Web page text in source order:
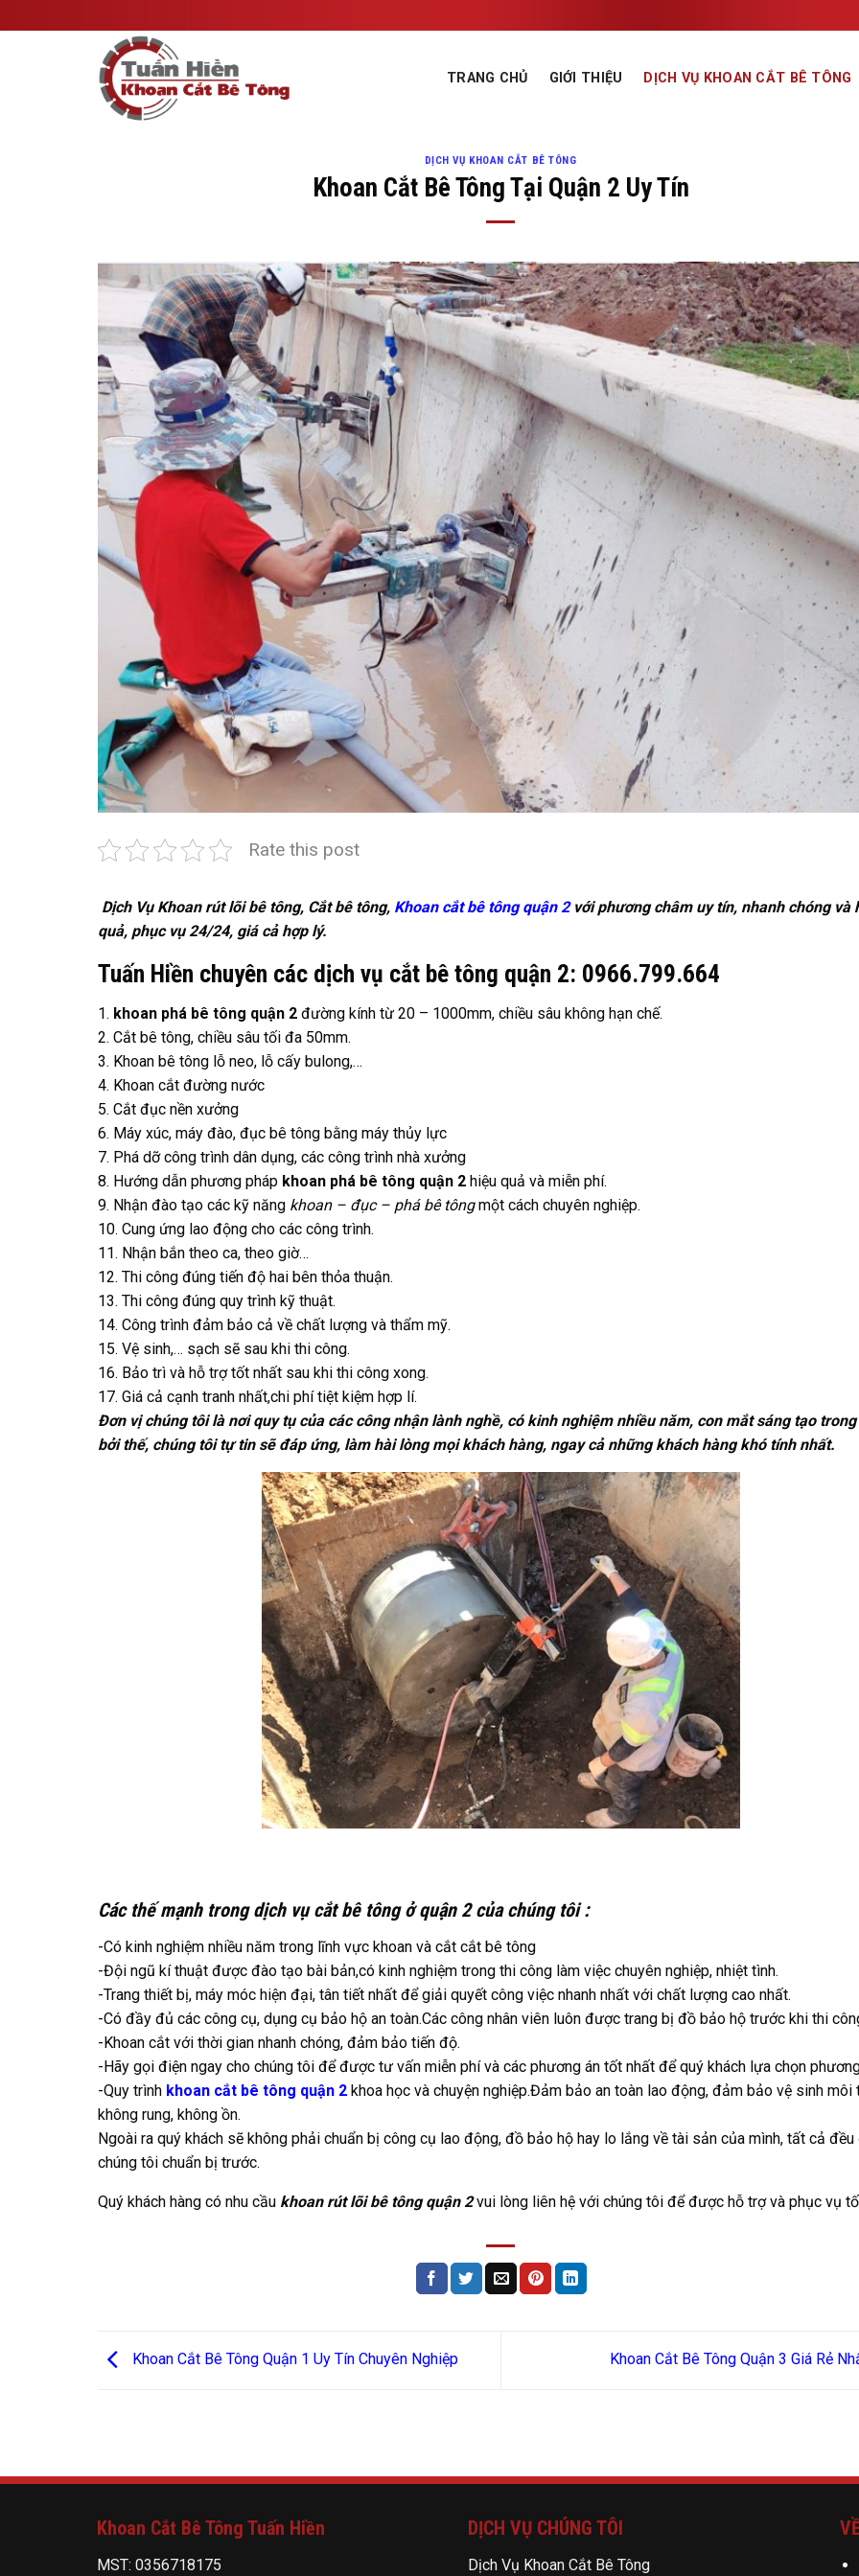
to
TRANG CHỦ GIỚI THIỆU DỊCH VỤ KHOAN CẮT BÊ TÔNG
DỊCH VỤ KHOAN CẮT BÊ TÔNG
Khoan Cắt Bê Tông Tại Quận 2 Uy Tín
Rate this post
Dịch Vụ Khoan rút lõi bê tông, Cắt bê tông, Khoan cắt bê tông quận 2với phương châm uy tín, nhanh chóng và
quả, phục vụ 24/24, giá cả hợp lý.
Tuấn Hiền chuyên các dịch vụ cắt bê tông quận 2: 0966.799.664
1. khoan phá bê tông quận 2 đường kính từ 20 – 1000mm, chiều sâu không hạn chế.
2. Cắt bê tông, chiều sâu tối đa 50mm.
3. Khoan bê tông lỗ neo, lỗ cấy bulong,…
4. Khoan cắt đường nước
5. Cắt đục nền xưởng
6. Máy xúc, máy đào, đục bê tông bằng máy thủy lực
7. Phá dỡ công trình dân dụng, các công trình nhà xưởng
8. Hướng dẫn phương pháp khoan phá bê tông quận 2 hiệu quả và miễn phí.
9. Nhận đào tạo các kỹ năng khoan – đục – phá bê tôngmột cách chuyên nghiệp.
10. Cung ứng lao động cho các công trình.
11. Nhận bắn theo ca, theo giờ…
12. Thi công đúng tiến độ hai bên thỏa thuận.
13. Thi công đúng quy trình kỹ thuật.
14. Công trình đảm bảo cả về chất lượng và thẩm mỹ.
15. Vệ sinh,… sạch sẽ sau khi thi công.
16. Bảo trì và hỗ trợ tốt nhất sau khi thi công xong.
17. Giá cả cạnh tranh nhất,chi phí tiệt kiệm hợp lí.
Đơn vị chúng tôi là nơi quy tụ của các công nhận lành nghề, có kinh nghiệm nhiều năm, con mắt sáng tạo
bởi thế, chúng tôi tự tin sẽ đáp ứng, làm hài lòng mọi khách hàng, ngay cả những khách hàng khó tính nhất.
Các thế mạnh trong dịch vụ cắt bê tông ở quận 2 của chúng tôi :
-Có kinh nghiệm nhiều năm trong lĩnh vực khoan và cắt cắt bê tông
-Đội ngũ kí thuật được đào tạo bài bản,có kinh nghiệm trong thi công làm việc chuyên nghiệp, nhiệt tình.
-Trang thiết bị, máy móc hiện đại, tân tiết nhất để giải quyết công việc nhanh nhất với chất lượng cao nhất.
-Có đầy đủ các công cụ, dụng cụ bảo hộ an toàn.Các công nhân viên luôn được trang bị đồ bảo hộ trước khi thi
-Khoan cắt với thời gian nhanh chóng, đảm bảo tiến độ.
-Hãy gọi điện ngay cho chúng tôi để được tư vấn miễn phí và các phương án tốt nhất để quý khách lựa chọn
-Quy trình khoan cắt bê tông quận 2 khoa học và chuyện nghiệp.Đảm bảo an toàn lao động, đảm bảo vệ sinh môi
không rung, không ồn.
Ngoài ra quý khách sẽ không phải chuẩn bị công cụ lao động, đồ bảo hộ hay lo lắng về tài sản của mình, tất cả
chúng tôi chuẩn bị trước.
Quý khách hàng có nhu cầu khoan rút lõi bê tông quận 2vui lòng liên hệ với chúng tôi để được hỗ trợ và phục vụ
Khoan Cắt Bê Tông Quận 1 Uy Tín Chuyên Nghiệp Khoan Cắt Bê Tông Quận 3 Giá Rẻ
Khoan Cắt Bê Tông Tuấn Hiền
MST: 0356718175
DỊCH VỤ CHÚNG TÔI
Dịch Vụ Khoan Cắt Bê Tông